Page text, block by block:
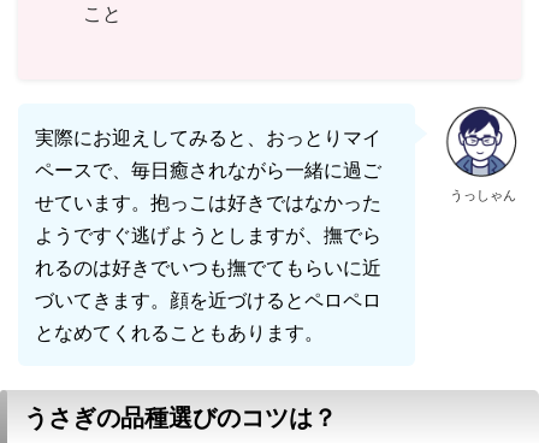
こと
うっしゃん
実際にお迎えしてみると、おっとりマイ
ペースで、毎日癒されながら一緒に過ご
せています。抱っこは好きではなかった
ようですぐ逃げようとしますが、撫でら
れるのは好きでいつも撫でてもらいに近
づいてきます。顔を近づけるとペロペロ
となめてくれることもあります。
うさぎの品種選びのコツは？